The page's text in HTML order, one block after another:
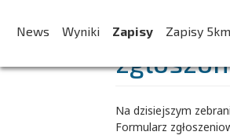
News Wyniki Zapisy Zapisy 5km
LIMIT
Na dzisiejszym
Formularz